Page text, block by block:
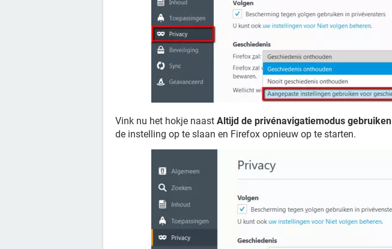
Vink nu het hokje naast Altijd de privénavigatiemodus gebruiken
de instelling op te slaan en Firefox opnieuw op te starten.